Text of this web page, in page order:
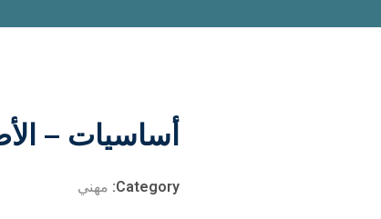
أساسيات –
Category: مهني